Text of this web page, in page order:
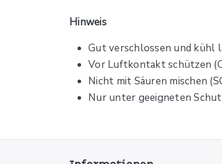
Hinweis
Gut verschlossen und kühl
Vor Luftkontakt schützen
Nicht mit Säuren mischen
Nur unter geeigneten